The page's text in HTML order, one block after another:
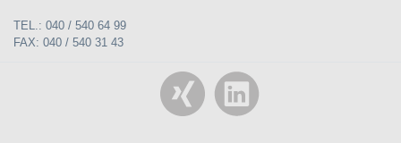
TEL.: 040 / 540 64 99
FAX: 040 / 540 31 43